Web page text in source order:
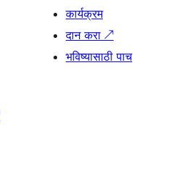
कार्यक्रम
दान करा ↗
भविष्यासाठी पाच